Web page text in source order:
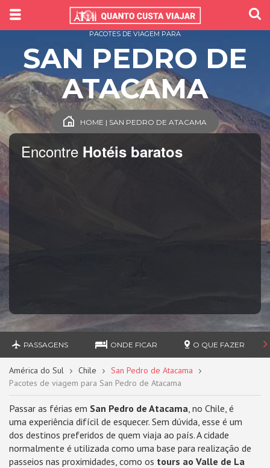
Encontre Hotéis baratos
PACOTES DE VIAGEM PARA
SAN PEDRO DE
ATACAMA
HOME | SAN PEDRO DE ATACAMA
PASSAGENS ONDE FICAR O QUE FAZER
América do Sul Chile
San Pedro de Atacama
Pacotes de viagem para San Pedro de Atacama
Passar as férias em San Pedro de Atacama, no Chile, é
uma experiência difícil de esquecer. Sem dúvida, esse é um
dos destinos preferidos de quem viaja ao país. A cidade
normalmente é utilizada como uma base para realização de
passeios nas proximidades, como os tours ao Valle de La